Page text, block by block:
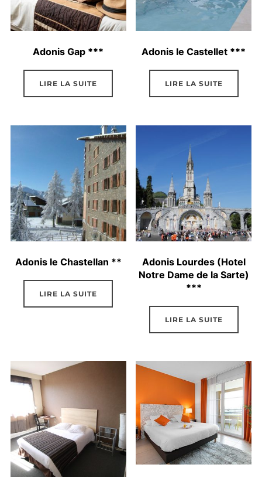
Adonis Gap ***
LIRE LA SUITE
Adonis le Castellet ***
LIRE LA SUITE
Adonis le Chastellan **
LIRE LA SUITE
Adonis Lourdes (Hotel
Notre Dame de la Sarte)
***
LIRE LA SUITE